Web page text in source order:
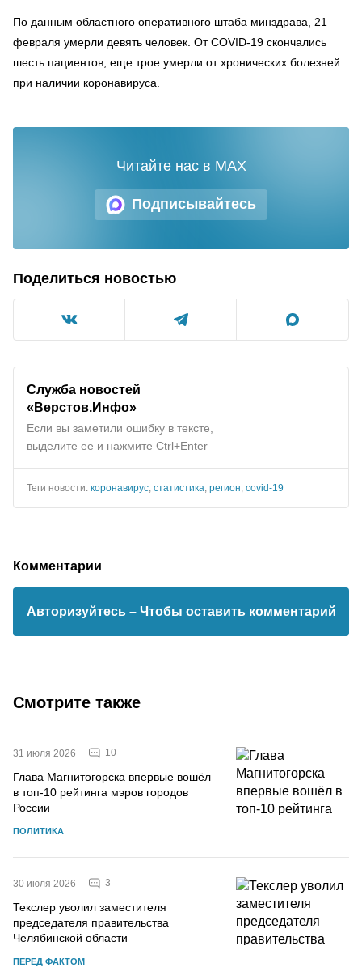
По данным областного оперативного штаба минздрава, 21
февраля умерли девять человек. От COVID-19 скончались
шесть пациентов, еще трое умерли от хронических болезней
при наличии коронавируса.
Подписывайтесь
Читайте нас в MAX
Поделиться новостью
Служба новостей
«Верстов.Инфо»
Если вы заметили ошибку в тексте,
выделите ее и нажмите Ctrl+Enter
Теги новости: коронавирус статистика регион covid-19
Комментарии
Авторизуйтесь – Чтобы оставить комментарий
Смотрите также
31 июля 2026 10
Глава Магнитогорска впервые вошёл
в топ-10 рейтинга мэров городов
России
ПОЛИТИКА
30 июля 2026 3
Текслер уволил заместителя
председателя правительства
Челябинской области
ПЕРЕД ФАКТОМ